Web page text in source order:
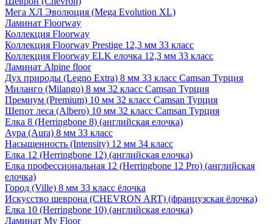
Мега ХЛ Эволюция (Mega Evolution XL)
Ламинат Floorway
Коллекция Floorway
Коллекция Floorway Prestige 12,3 мм 33 класс
Коллекция Floorway ELK елочка 12,3 мм 33 класс
Ламинат Alpine floor
Дух природы (Legno Extra) 8 мм 33 класс Camsan Турция
Миланго (Milango) 8 мм 32 класс Camsan Турция
Премиум (Premium) 10 мм 32 класс Camsan Турция
Шепот леса (Albero) 10 мм 32 класс Camsan Турция
Елка 8 (Herringbone 8) (английская елочка)
Аура (Aura) 8 мм 33 класс
Насыщенность (Intensity) 12 мм 34 класс
Елка 12 (Herringbone 12) (английская елочка)
Елка профессиональная 12 (Herringbone 12 Pro) (английская
елочка)
Город (Ville) 8 мм 33 класс ёлочка
Искусство шеврона (CHEVRON ART) (французская ёлочка)
Елка 10 (Herringbone 10) (английская елочка)
Ламинат My Floor